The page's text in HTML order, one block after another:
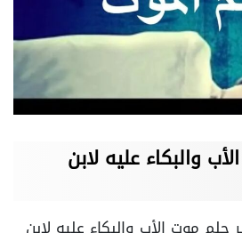
والبكاء عليه لابن